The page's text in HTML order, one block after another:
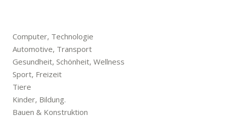
Computer, Technologie
Automotive, Transport
Gesundheit, Schönheit, Wellness
Sport, Freizeit
Tiere
Kinder, Bildung.
Bauen & Konstruktion